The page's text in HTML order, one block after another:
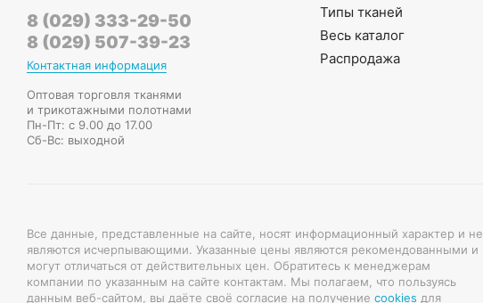
8 (029) 333-29-50
8 (029) 507-39-23
Контактная информация
Оптовая торговля тканями
и трикотажными полотнами
Пн-Пт: с 9.00 до 17.00
Сб-Вс: выходной
Типы тканей
Весь каталог
Распродажа
Все данные, представленные на сайте, носят информационный характер и не
являются исчерпывающими. Указанные цены являются рекомендованными и
могут отличаться от действительных цен. Обратитесь к менеджерам
компании по указанным на сайте контактам. Мы полагаем, что пользуясь
данным веб-сайтом, вы даёте своё согласие на получение cookies для